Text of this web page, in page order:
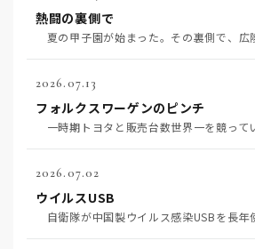
熱闘の裏側で
2026.07.13
フォルクスワーゲンのピンチ
2026.07.02
ウイルスUSB